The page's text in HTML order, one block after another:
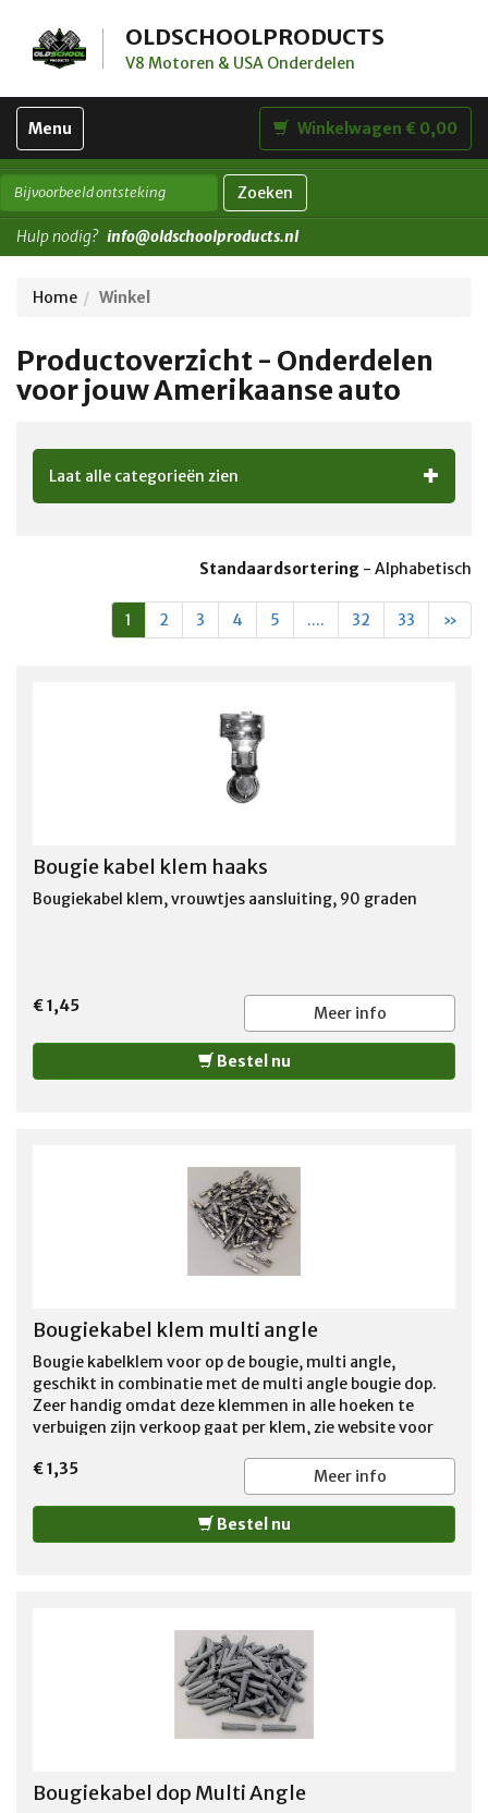
OLDSCHOOLPRODUCTS
V8 Motoren & USA Onderdelen
Toggle
navigation
Menu Winkelwagen € 0,00
Zoeken
Hulp nodig? info@oldschoolproducts.nl
Home Winkel
Productoverzicht - Onderdelen
voor jouw Amerikaanse auto
Laat alle categorieën zien
Standaardsortering - Alphabetisch
1 2 3 4 5 .... 32 33 »
Bougie kabel klem haaks
Bougiekabel klem, vrouwtjes aansluiting, 90 graden
€ 1,45 Meer info
Bestel nu
Bougiekabel klem multi angle
Bougie kabelklem voor op de bougie, multi angle,
geschikt in combinatie met de multi angle bougie dop.
Zeer handig omdat deze klemmen in alle hoeken te
verbuigen zijn verkoop gaat per klem, zie website voor
€ 1,35
Meer info
Bestel nu
Bougiekabel dop Multi Angle